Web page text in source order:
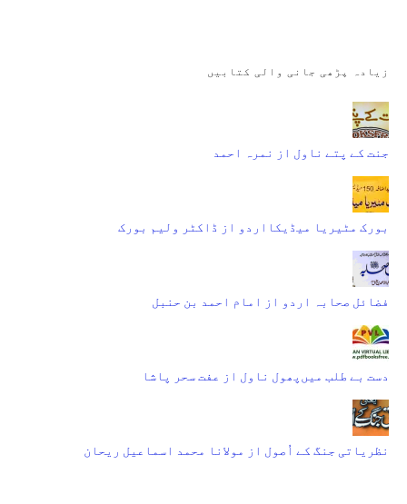
زیادہ پڑھی جانی والی کتابیں
جنت کے پتے ناول از نمرہ احمد
بورک مٹیریا میڈیکااردو از ڈاکٹر ولیم بورک
فضائل صحابہ اردو از امام احمد بن حنبل
دست بے طلب میں‌پھول ناول از عفت سحر پاشا
نظریاتی جنگ کے اُصول از مولانا محمد اسماعیل ریحان